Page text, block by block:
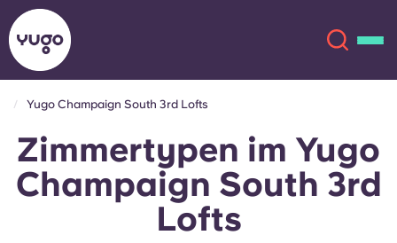
Über uns
Standorte
English (GB)
English (US)
Chinese
Yugo Champaign South 3rd Lofts
Zimmertypen im Yugo
Champaign South 3rd
Lofts